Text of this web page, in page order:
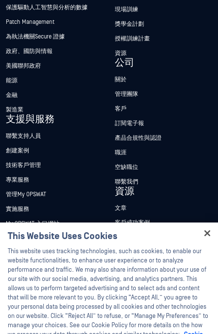
保護驅動人工智慧與分析的數據
Patch Management
為執法機關Secure 證據
政府、國防與情報
美國聯邦政府
能源
金融
製造業
支援與服務
聯繫支持人員
創建案例
技術客戶管理
專業服務
管理My OPSWAT
實施服務
My OPSWAT 入口網站
技術檔案
訓練
漏洞通報計畫
合作夥伴
認證
技術合作夥伴
管道合作夥伴計劃
現場訓練
獎學金計劃
授權訓練計畫
資源
公司
關於
管理團隊
客戶
訂閱電子報
產品合規性與認證
職涯
空缺職位
聯繫我們
資源
文章
客戶成功案例
新聞稿
新聞報導
網路研討會
產品型錄
白皮書
免費工具
This Website Uses Cookies
This website uses tracking technologies, such as cookies, to enable our
website functionalities, to enhance user experience or to analyze
performance and traffic. We may also share information about your use of
our site with our social media, advertising, and analytics partners. This
allows us to perform targeted advertising and to select ads and content
that will be more relevant to you. By clicking “Accept All,” you agree to
your personal data being processed by all cookies and other technologies
on our website. Click “Reject All” to refuse, or “Manage My Preferences” to
manage your choices. See our Cookie Policy for more details on the how
Hey there!
I'm Ozzy, your OPSWAT virtual assistant.
How can I help you secure what's critical
today?